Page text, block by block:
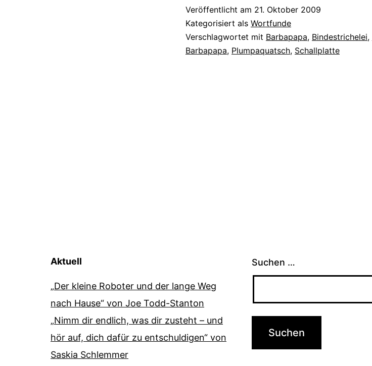
Veröffentlicht am 21. Oktober 2009
Kategorisiert als Wortfunde
Verschlagwortet mit Barbapapa, Bindestrichelei,
Barbapapa, Plumpaquatsch, Schallplatte
Aktuell
„Der kleine Roboter und der lange Weg
nach Hause“ von Joe Todd-Stanton
„Nimm dir endlich, was dir zusteht – und
hör auf, dich dafür zu entschuldigen“ von
Saskia Schlemmer
Suchen …